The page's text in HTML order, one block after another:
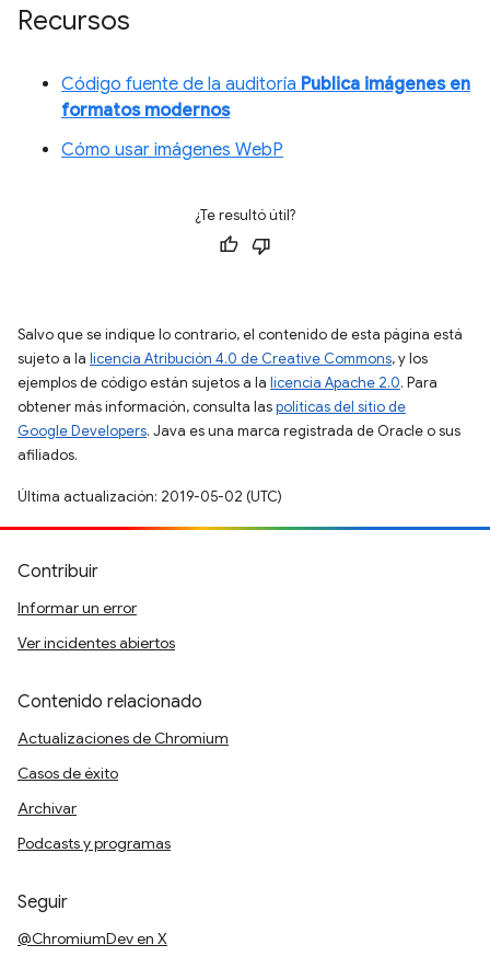
Recursos
Código fuente de la auditoría Publica imágenes en
formatos modernos
Cómo usar imágenes WebP
¿Te resultó útil?
Salvo que se indique lo contrario, el contenido de esta página está
sujeto a la licencia Atribución 4.0 de Creative Commons, y los
ejemplos de código están sujetos a la licencia Apache 2.0. Para
obtener más información, consulta laspolíticas del sitio de
Google Developers. Java es una marca registrada de Oracle o sus
afiliados.
Última actualización: 2019-05-02 (UTC)
Contribuir
Informar un error
Ver incidentes abiertos
Contenido relacionado
Actualizaciones de Chromium
Casos de éxito
Archivar
Podcasts y programas
Seguir
@ChromiumDev en X